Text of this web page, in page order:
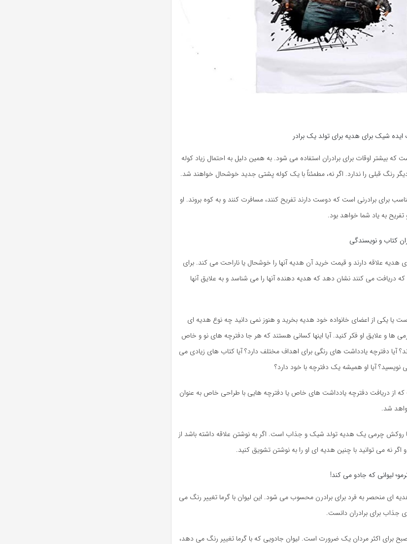
شیک برای هدیه برای تولد یک برادر
که بیشتر اوقات برای برادران استفاده می شود. به همین دلیل به احتمال زیاد کوله
رنگ قبلی را ندارد. اگر نه، مطمئناً با یک کوله پشتی جدید خوشحال خواهند شد.
برای برادرنی است که دوست دارند تفریح ​​کنند، مسافرت کنند و به کوه بروند. او
​​به یاد شما خواهد بود.
کتاب و نویسندگی
هدیه علاقه دارند و قیمت خرید آن هدیه آنها را خوشحال یا ناراحت می کند. برای
می کنند نشان دهد که هدیه دهنده آنها را می شناسد و به علایق آنها
یا یکی از اعضای خانواده خود هدیه بخرید و هنوز نمی دانید چه نوع هدیه ای
ها و علایق او فکر کنید. آیا اینها کسانی هستند که هر جا دفترچه های نو و خاص
آیا دفترچه یادداشت های رنگی برای اهداف مختلف دارد؟ آیا کتاب های زیادی می
نویسید؟ آیا او همیشه یک دفترچه با خود دارد؟
دریافت دفترچه یادداشت های خاص یا دفترچه هایی با طراحی خاص به عنوان
شد.
روکش چرمی یک هدیه تولد شیک و جذاب است. اگر به نوشتن علاقه داشته باشد از
نه می توانید با چنین هدیه ای او را به نوشتن تشویق کنید.
لیوانی که جادو می کند!
ای منحصر به فرد برای برادرن محسوب می شود. این لیوان با گرما تغییر رنگ می
جذاب برای برادران دانست.
برای اکثر مردان یک ضرورت است. لیوان جادویی که با گرما تغییر رنگ می دهد،